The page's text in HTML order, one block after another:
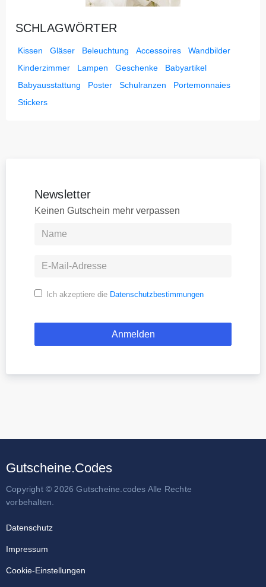
SCHLAGWÖRTER
Kissen Gläser Beleuchtung Accessoires
Wandbilder
Kinderzimmer
Lampen Geschenke
Babyartikel
Babyausstattung
Poster Schulranzen
Portemonnaies
Stickers
Newsletter
Keinen Gutschein mehr verpassen
Ich akzeptiere die Datenschutzbestimmungen
Gutscheine.Codes
Copyright © 2026 Gutscheine.codes Alle Rechte
vorbehalten.
Datenschutz
Impressum
Cookie-Einstellungen